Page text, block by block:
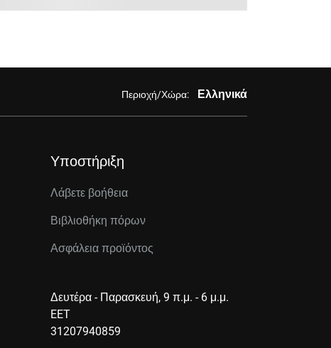
Περιοχή/Χώρα: Ελληνικά
Υποστήριξη
Λάβετε βοήθεια
Βιβλιοθήκη πόρων
Ασφάλεια προϊόντος
Δευτέρα - Παρασκευή, 9 π.μ. - 6 μ.μ.
EET
31207940859